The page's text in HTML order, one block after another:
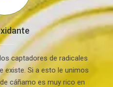
captadores de radicales
existe. Si a esto le unimos
cáñamo es muy rico en